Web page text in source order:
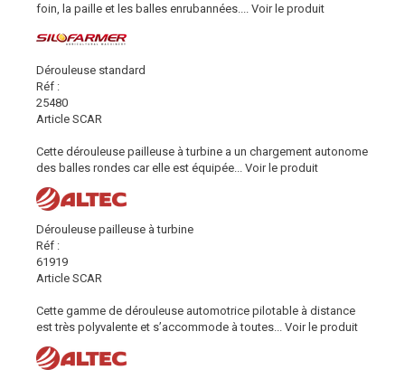
foin, la paille et les balles enrubannées....
Voir le produit
Dérouleuse standard
Réf :
25480
Article SCAR
Cette dérouleuse pailleuse à turbine a un chargement autonome
des balles rondes car elle est équipée...
Voir le produit
Dérouleuse pailleuse à turbine
Réf :
61919
Article SCAR
Cette gamme de dérouleuse automotrice pilotable à distance
est très polyvalente et s’accommode à toutes...
Voir le produit